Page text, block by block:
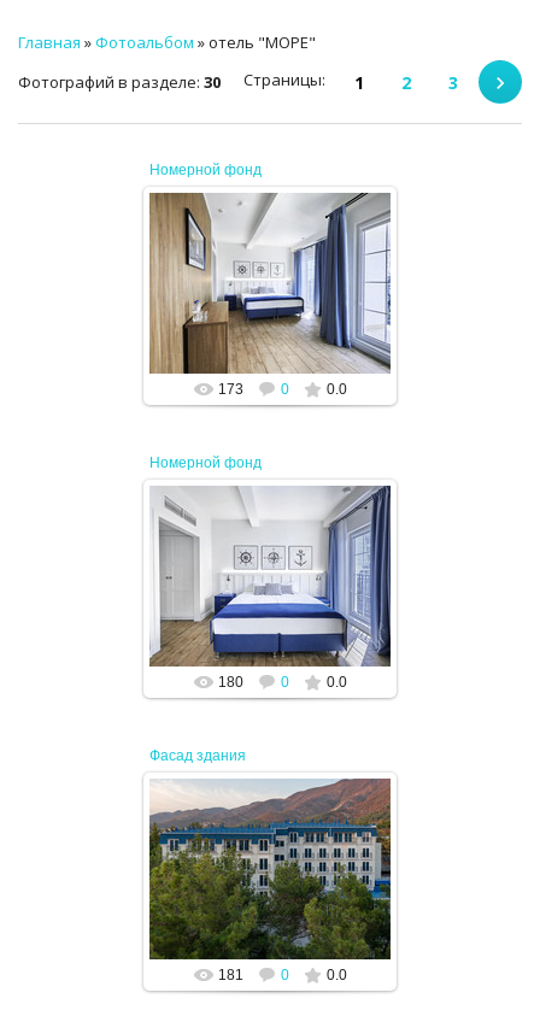
СТРОИТЕЛЬНЫЙ КОНТРОЛЬ
СТРОИТЕЛЬНЫЙ АУДИТ
ЭКСПЛУАТАЦИЯ
НОРМАТИВНЫЕ ДОКУМЕНТЫ
О НАС
ПРЕССА
РЕЕСТРЫ
Главная »Фотоальбом » отель "МОРЕ"
Фотографий в разделе: 30 Страницы: 1 2 3
Номерной фонд
02.08.2024
JENEK
173 0 0.0
Номерной фонд
02.08.2024
JENEK
180 0 0.0
Фасад здания
02.08.2024
JENEK
181 0 0.0